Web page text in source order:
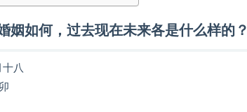
姻如何，过去现在未来各是什么样的？
八